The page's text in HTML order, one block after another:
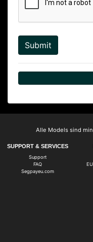
Alle Models sind
SUPPORT & SERVICES
Support
FAQ
Segpayeu.com